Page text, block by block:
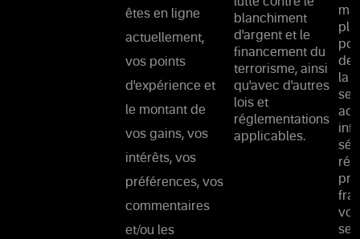
êtes en ligne
actuellement,
vos points
d'expérience et
le montant de
vos gains, vos
intérêts, vos
préférences, vos
commentaires
et/ou les
blanchiment
d'argent et le
financement du
terrorisme, ainsi
qu'avec d'autres
lois et
réglementations
applicables.
de
la